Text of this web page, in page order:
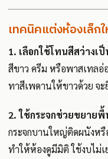
เทคนิคแต่งห้องเล็ก
1. เลือกใช้โทนสีสว่างเ
สีขาว ครีม หรือพาสเทล
ทาสีเพดานให้ขาวด้วย จะ
2. ใช้กระจกช่วยขยาย
กระจกบานใหญ่ติดผนังห
ทำให้ห้องดูมีมิติ ใช้งบไม่